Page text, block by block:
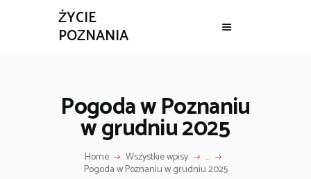
ŻYCIE
POZNANIA
Pogoda w Poznaniu
w grudniu 2025
Home Wszystkie wpisy ...
Pogoda w Poznaniu w grudniu 2025
ŻYCIE POZNANIA
REMONT
WIADOMOŚCI
ZDROWIE
CELEBRYCI